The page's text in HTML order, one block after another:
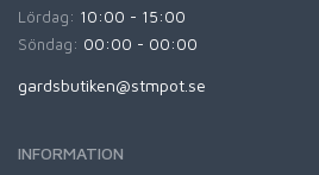
Lördag: 10:00 - 15:00
Söndag: 00:00 - 00:00
gardsbutiken@stmpot.se
INFORMATION